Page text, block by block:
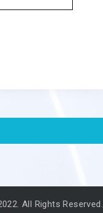
All Rights Reserved.